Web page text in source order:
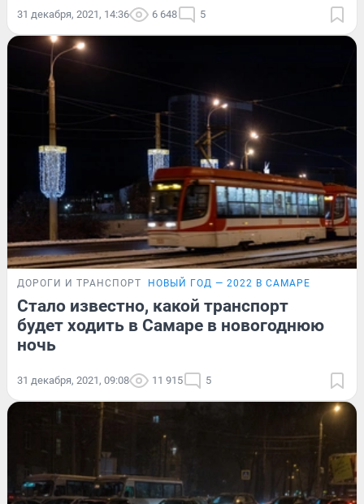
31 декабря, 2021, 14:36 6 648 5
ДОРОГИ И ТРАНСПОРТ НОВЫЙ ГОД — 2022 В САМАРЕ
Стало известно, какой транспорт
будет ходить в Самаре в новогоднюю
ночь
31 декабря, 2021, 09:08 11 915 5